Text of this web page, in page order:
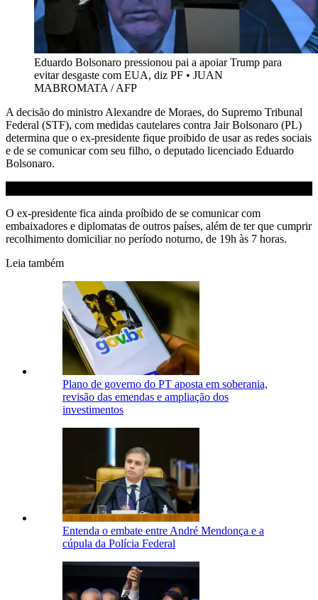
Eduardo Bolsonaro pressionou pai a apoiar Trump para
evitar desgaste com EUA, diz PF • JUAN
MABROMATA / AFP
A decisão do ministro Alexandre de Moraes, do Supremo Tribunal
Federal (STF), com medidas cautelares contra Jair Bolsonaro (PL)
determina que o ex-presidente fique proibido de usar as redes sociais
e de se comunicar com seu filho, o deputado licenciado Eduardo
Bolsonaro.
O ex-presidente fica ainda proíbido de se comunicar com
embaixadores e diplomatas de outros países, além de ter que cumprir
recolhimento domiciliar no período noturno, de 19h às 7 horas.
Leia também
Plano de governo do PT aposta em soberania,
revisão das emendas e ampliação dos
investimentos
Entenda o embate entre André Mendonça e a
cúpula da Polícia Federal